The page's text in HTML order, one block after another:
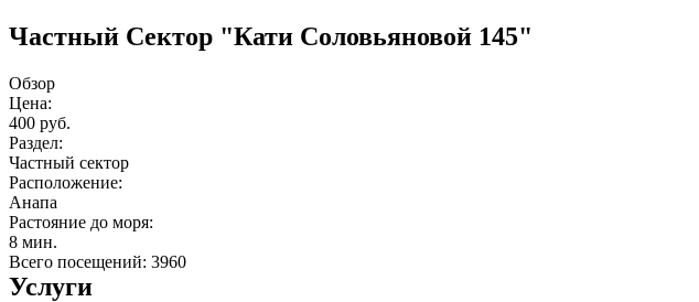
Частный Cектор "Кати Соловьяновой 145"
Обзор
Цена:
400 руб.
Раздел:
Частный сектор
Расположение:
Анапа
Растояние до моря:
8 мин.
Всего посещений: 3960
Услуги